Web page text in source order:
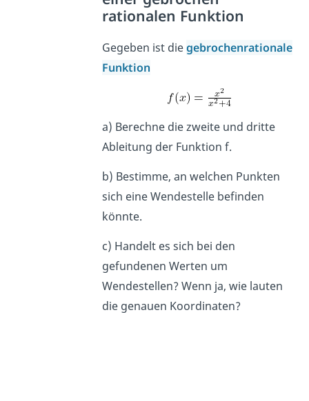
rationalen Funktion
Gegeben ist diegebrochenrationale
Funktion
a) Berechne die zweite und dritte
Ableitung der Funktion f.
b) Bestimme, an welchen Punkten
sich eine Wendestelle befinden
könnte.
c) Handelt es sich bei den
gefundenen Werten um
Wendestellen? Wenn ja, wie lauten
die genauen Koordinaten?